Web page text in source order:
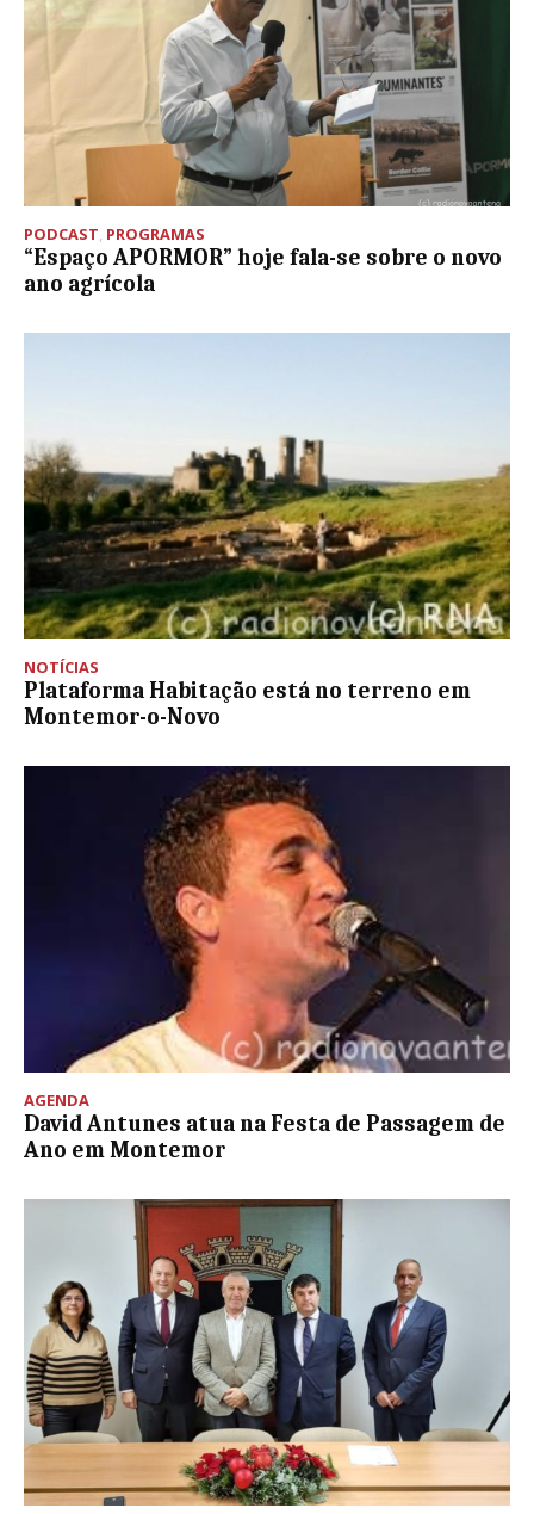
PODCAST PROGRAMAS
“Espaço APORMOR” hoje fala-se sobre o novo
ano agrícola
NOTÍCIAS
Plataforma Habitação está no terreno em
Montemor-o-Novo
AGENDA
David Antunes atua na Festa de Passagem de
Ano em Montemor